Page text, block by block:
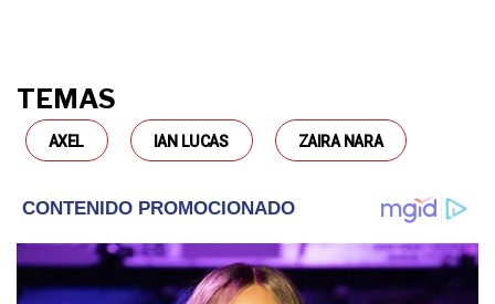
TEMAS
AXEL IAN LUCAS ZAIRA NARA